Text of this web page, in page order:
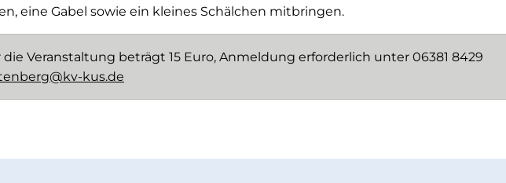
eine Gabel sowie ein kleines Schälchen mitbringen.
die Veranstaltung beträgt 15 Euro, Anmeldung erforderlich unter 06381 8429
kus.de